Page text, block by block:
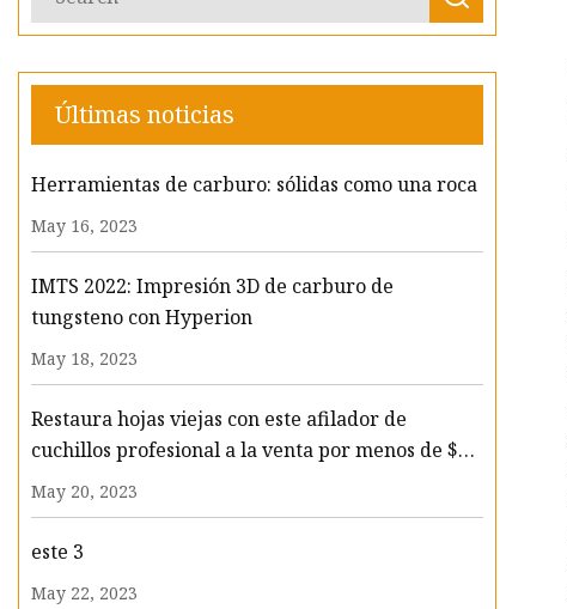
Últimas noticias
Herramientas de carburo: sólidas como una roca
May 16, 2023
IMTS 2022: Impresión 3D de carburo de
tungsteno con Hyperion
May 18, 2023
Restaura hojas viejas con este afilador de
cuchillos profesional a la venta por menos de $70
ahora
May 20, 2023
este 3
May 22, 2023